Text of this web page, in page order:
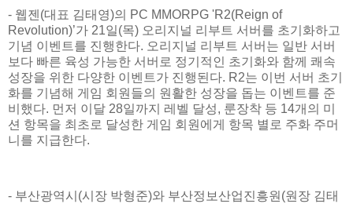
- 웹젠(대표 김태영)의 PC MMORPG 'R2(Reign of
Revolution)’가 21일(목) 오리지널 리부트 서버를 초기화하고
기념 이벤트를 진행한다. 오리지널 리부트 서버는 일반 서버
보다 빠른 육성 가능한 서버로 정기적인 초기화와 함께 쾌속
성장을 위한 다양한 이벤트가 진행된다. R2는 이번 서버 초기
화를 기념해 게임 회원들의 원활한 성장을 돕는 이벤트를 준
비했다. 먼저 이달 28일까지 레벨 달성, 룬장착 등 14개의 미
션 항목을 최초로 달성한 게임 회원에게 항목 별로 주화 주머
니를 지급한다.
- 부산광역시(시장 박형준)와 부산정보산업진흥원(원장 김태